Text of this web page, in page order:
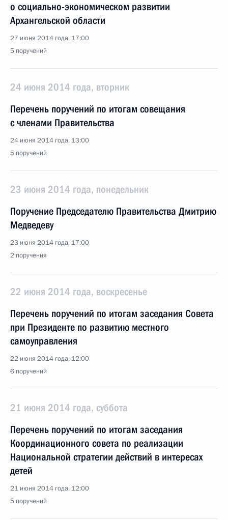
о социально-экономическом развитии
Архангельской области
27 июня 2014 года, 17:00
5 поручений
24 июня 2014 года, вторник
Перечень поручений по итогам совещания
с членами Правительства
24 июня 2014 года, 13:00
5 поручений
23 июня 2014 года, понедельник
Поручение Председателю Правительства Дмитрию
Медведеву
23 июня 2014 года, 17:00
2 поручения
22 июня 2014 года, воскресенье
Перечень поручений по итогам заседания Совета
при Президенте по развитию местного
самоуправления
22 июня 2014 года, 12:00
6 поручений
21 июня 2014 года, суббота
Перечень поручений по итогам заседания
Координационного совета по реализации
Национальной стратегии действий в интересах
детей
21 июня 2014 года, 12:00
5 поручений